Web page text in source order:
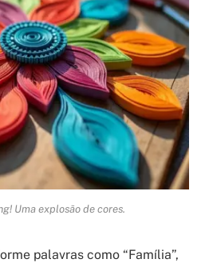
Uma explosão de cores.
palavras como “Família”,